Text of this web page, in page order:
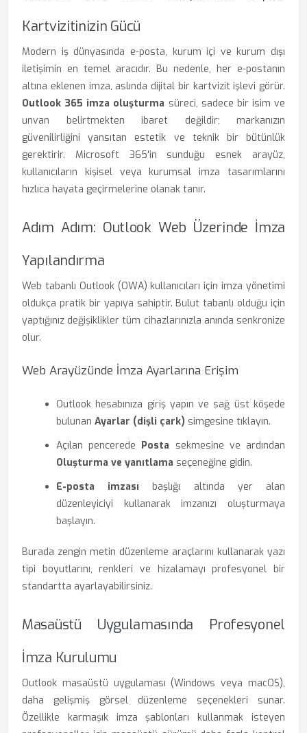
Kartvizitinizin Gücü
Modern iş dünyasında e-posta, kurum içi ve kurum dışı
iletişimin en temel aracıdır. Bu nedenle, her e-postanın
altına eklenen imza, aslında dijital bir kartvizit işlevi görür.
Outlook 365 imza oluşturma süreci, sadece bir isim ve
unvan belirtmekten ibaret değildir; markanızın
güvenilirliğini yansıtan estetik ve teknik bir bütünlük
gerektirir. Microsoft 365'in sunduğu esnek arayüz,
kullanıcıların kişisel veya kurumsal imza tasarımlarını
hızlıca hayata geçirmelerine olanak tanır.
Adım Adım: Outlook Web Üzerinde İmza
Yapılandırma
Web tabanlı Outlook (OWA) kullanıcıları için imza yönetimi
oldukça pratik bir yapıya sahiptir. Bulut tabanlı olduğu için
yaptığınız değişiklikler tüm cihazlarınızla anında senkronize
olur.
Web Arayüzünde İmza Ayarlarına Erişim
Outlook hesabınıza giriş yapın ve sağ üst köşede
bulunan Ayarlar (dişli çark) simgesine tıklayın.
Açılan pencerede Posta sekmesine ve ardından
Oluşturma ve yanıtlama seçeneğine gidin.
E-posta imzası başlığı altında yer alan
düzenleyiciyi kullanarak imzanızı oluşturmaya
başlayın.
Burada zengin metin düzenleme araçlarını kullanarak yazı
tipi boyutlarını, renkleri ve hizalamayı profesyonel bir
standartta ayarlayabilirsiniz.
Masaüstü Uygulamasında Profesyonel
İmza Kurulumu
Outlook masaüstü uygulaması (Windows veya macOS),
daha gelişmiş görsel düzenleme seçenekleri sunar.
Özellikle karmaşık imza şablonları kullanmak isteyen